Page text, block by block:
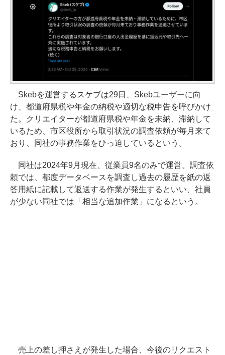
Skebを運営するスケブは29日、Skebユーザーに向
け、都道府県税や年金の納税や適切な税申告を呼びかけ
た。クリエイターが都道府県税や年金を未納、滞納して
いるため、市区役所から取引状況の調査依頼が毎月来て
おり、同社の事務作業をひっ迫しているという。
同社は2024年9月現在、従業員9名のみで運営。調査依
頼では、都度データベースを調査し過去の履歴を紙の返
答用紙に記載して返送する作業が発生するといい、社員
が少ない同社では「相当な追加作業」になるという。
売上の差し押さえが発生した場合、今後のリクエスト